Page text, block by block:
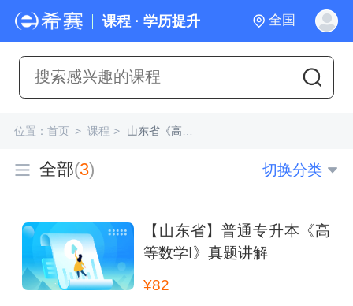
课程 · 学历提升 全国
位置： 首页 > 课程 > 山东省《高等数学I》
全部(3) 切换分类
【山东省】普通专升本《高
等数学Ⅰ》真题讲解
¥82